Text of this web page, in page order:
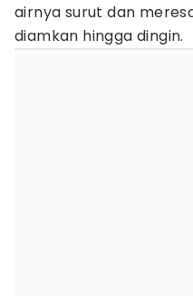
airnya surut dan
diamkan hingga dingin.